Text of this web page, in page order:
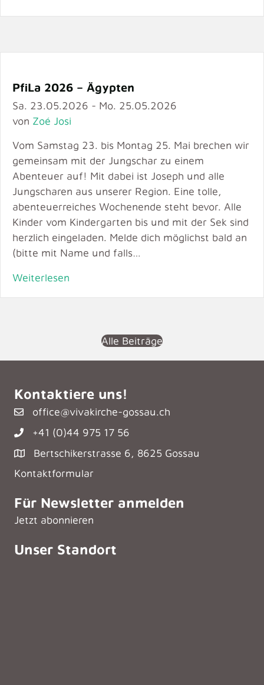
PfiLa 2026 – Ägypten
Sa. 23.05.2026 - Mo. 25.05.2026
von Zoé Josi
Vom Samstag 23. bis Montag 25. Mai brechen wir
gemeinsam mit der Jungschar zu einem
Abenteuer auf! Mit dabei ist Joseph und alle
Jungscharen aus unserer Region. Eine tolle,
abenteuerreiches Wochenende steht bevor. Alle
Kinder vom Kindergarten bis und mit der Sek sind
herzlich eingeladen. Melde dich möglichst bald an
(bitte mit Name und falls…
Weiterlesen
Alle Beiträge
Kontaktiere uns!
office@vivakirche-gossau.ch
+41 (0)44 975 17 56
Bertschikerstrasse 6, 8625 Gossau
Kontaktformular
Für Newsletter anmelden
Jetzt abonnieren
Unser Standort